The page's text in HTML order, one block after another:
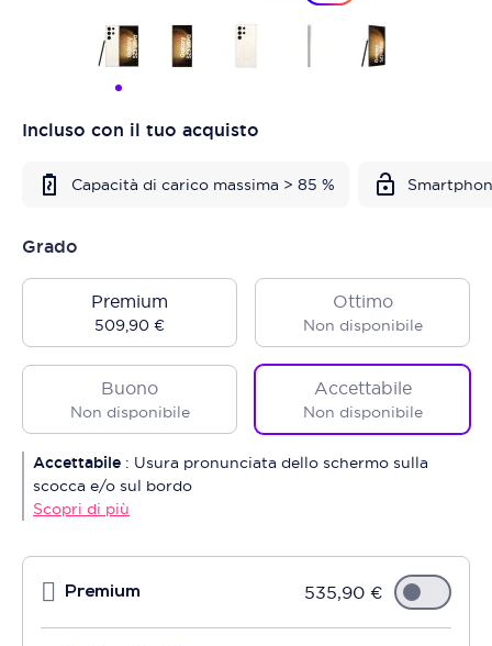
Incluso con il tuo acquisto
Capacità di carico massima > 85 %
Grado
Premium
509,90 €
Ottimo
Non disponibile
Buono
Non disponibile
Accettabile
Non disponibile
Accettabile : Usura pronunciata dello schermo sulla
scocca e/o sul bordo
Scopri di più
Premium 535,90 €